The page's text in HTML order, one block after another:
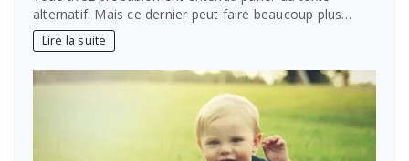
alternatif. Mais ce dernier peut faire beaucoup plus…
Lire la suite